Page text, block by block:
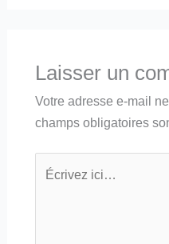
Laisser un
Votre adresse e-mail
champs obligatoires
ici…